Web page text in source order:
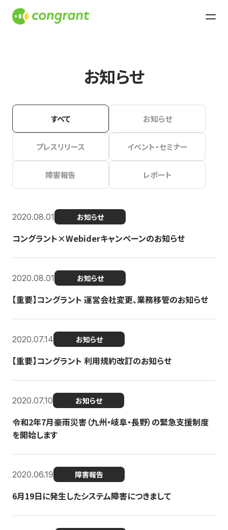
お知らせ
すべて お知らせ
プレスリリース イベント・セミナー
障害報告 レポート
2020.08.01 お知らせ
コングラント×Webiderキャンペーンのお知らせ
2020.08.01 お知らせ
【重要】コングラント 運営会社変更、業務移管のお知らせ
2020.07.14 お知らせ
【重要】コングラント 利用規約改訂のお知らせ
2020.07.10 お知らせ
令和2年7月豪雨災害（九州・岐阜・長野）の緊急支援制度
を開始します
2020.06.19 障害報告
6月19日に発生したシステム障害につきまして